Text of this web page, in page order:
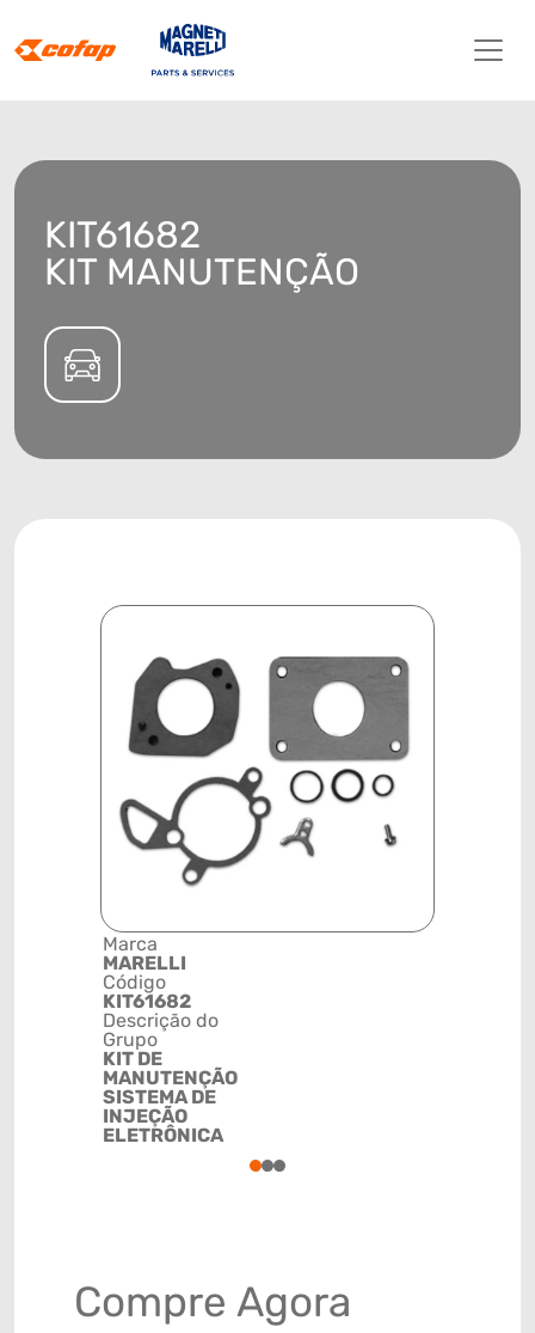
KIT61682
KIT MANUTENÇÃO
Marca
MARELLI
Código
KIT61682
Descrição do
Grupo
KIT DE
MANUTENÇÃO
SISTEMA DE
INJEÇÃO
ELETRÔNICA
123
Compre Agora